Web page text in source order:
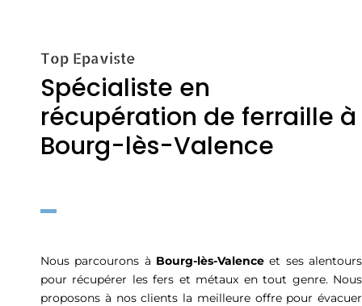
Top Epaviste
Spécialiste en
récupération de ferraille à
Bourg-lès-Valence
Nous parcourons à Bourg-lès-Valence et ses alentours
pour récupérer les fers et métaux en tout genre. Nous
proposons à nos clients la meilleure offre pour évacuer